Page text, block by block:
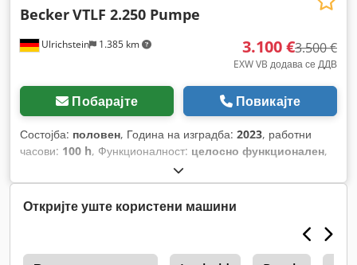
Ulrichstein 1.385 km
BeckerVTLF 2.250 Pumpe
3.100 €3.500 €
EXW VB додава се ДДВ
Побарајте Повикајте
Состојба: половен, Година на изградба: 2023, работни
часови: 100 h, Функционалност: целосно функционален,
, вкупна должина:
ширина:644 мм, вкупна висина:528 мм, волуменски
проток:250 m³/ч, моќ:5,5 kW (7,48 коњски сили)
ладење:
воздух
Откријте уште користени машини